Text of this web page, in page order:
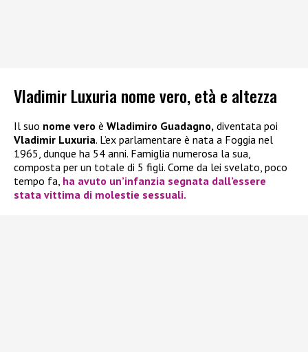
Vladimir Luxuria nome vero, età e altezza
Il suo nome vero è Wladimiro Guadagno, diventata poi
Vladimir Luxuria. L’ex parlamentare è nata a Foggia nel
1965, dunque ha 54 anni. Famiglia numerosa la sua,
composta per un totale di 5 figli. Come da lei svelato, poco
tempo fa, ha avuto un’infanzia segnata dall’essere
stata vittima di molestie sessuali.